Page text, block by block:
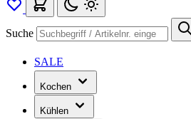
Suche
SALE
Kochen
Kühlen